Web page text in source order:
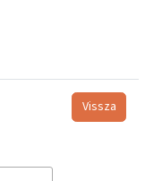
Vissza